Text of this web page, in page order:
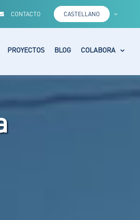
CONTACTO CASTELLANO
PROYECTOS BLOG COLABORA